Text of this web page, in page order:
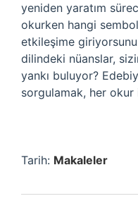
yeniden yaratım
okurken hangi
etkileşime
dilindeki nüanslar,
yankı buluyor?
sorgulamak, her
Tarih: Makaleler